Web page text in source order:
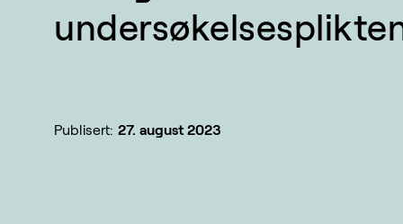
Publisert: 27. august 2023